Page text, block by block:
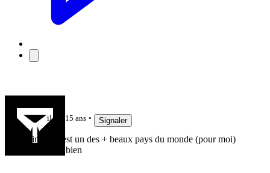
il y a 15 ans Signaler
veinard, c'est un des + beaux pays du monde (pour moi)
profites-en bien